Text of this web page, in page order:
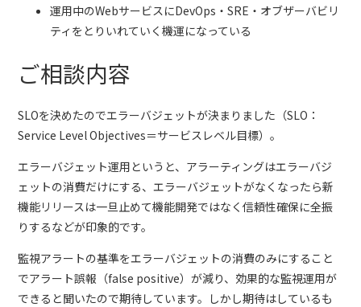
運用中のWebサービスにDevOps・SRE・オブザーバビリ
ティをとりいれていく機運になっている
ご相談内容
SLOを決めたのでエラーバジェットが決まりました（SLO：
Service Level Objectives＝サービスレベル目標）。
エラーバジェット運用というと、アラーティングはエラーバジ
ェットの消費だけにする、エラーバジェットがなくなったら新
機能リリースは一旦止めて機能開発ではなく信頼性確保に全振
りするなどが印象的です。
監視アラートの基準をエラーバジェットの消費のみにすること
でアラート誤報（false positive）が減り、効果的な監視運用が
できると聞いたので期待しています。しかし期待はしているも